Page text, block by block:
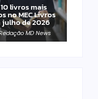
livros mais
no MEC Livros
julho de 2026
MD News